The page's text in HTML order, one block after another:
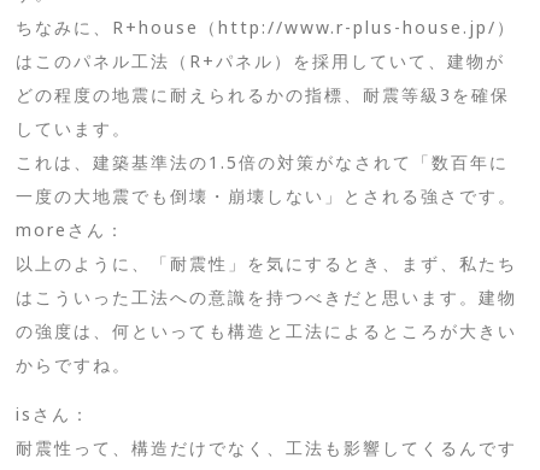
ちなみに、R+house（http://www.r-plus-house.jp/）
はこのパネル工法（R+パネル）を採用していて、建物が
どの程度の地震に耐えられるかの指標、耐震等級3を確保
しています。
これは、建築基準法の1.5倍の対策がなされて「数百年に
一度の大地震でも倒壊・崩壊しない」とされる強さです。
moreさん：
以上のように、「耐震性」を気にするとき、まず、私たち
はこういった工法への意識を持つべきだと思います。建物
の強度は、何といっても構造と工法によるところが大きい
からですね。
isさん：
耐震性って、構造だけでなく、工法も影響してくるんです